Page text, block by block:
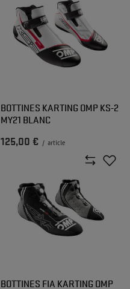
BOTTINES KARTING OMP KS-2
MY21 BLANC
125,00 € / article
BOTTINES FIA KARTING OMP